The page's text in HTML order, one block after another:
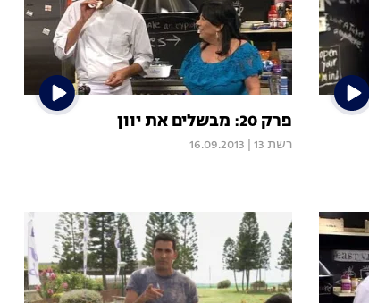
פרק 20: מבשלים את יוון
רשת 13 16.09.2013